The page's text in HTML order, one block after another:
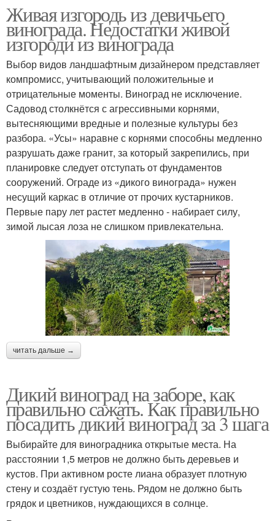
Дивичий виноград
Применения в
ландшафтном дизайне
Виноград на стене
Живая изгородь из девичьего
винограда. Недостатки живой
изгороди из винограда
Выбор видов ландшафтным дизайнером представляет
компромисс, учитывающий положительные и
отрицательные моменты. Виноград не исключение.
Садовод столкнётся с агрессивными корнями,
вытесняющими вредные и полезные культуры без
разбора. «Усы» наравне с корнями способны медленно
разрушать даже гранит, за который закрепились, при
планировке следует отступать от фундаментов
сооружений. Ограде из «дикого винограда» нужен
несущий каркас в отличие от прочих кустарников.
Первые пару лет растет медленно - набирает силу,
зимой лысая лоза не слишком привлекательна.
читать дальше →
Дикий виноград на заборе, как
правильно сажать. Как правильно
посадить дикий виноград за 3 шага
Выбирайте для виноградника открытые места. На
расстоянии 1,5 метров не должно быть деревьев и
кустов. При активном росте лиана образует плотную
стену и создаёт густую тень. Рядом не должно быть
грядок и цветников, нуждающихся в солнце.